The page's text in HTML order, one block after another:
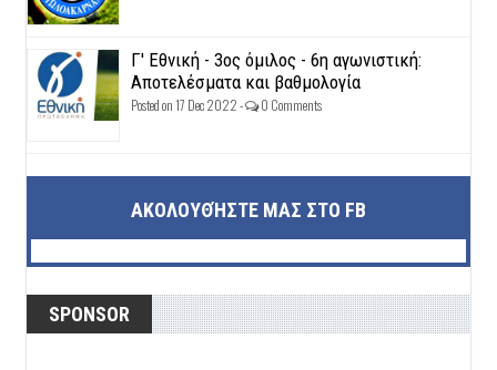
Γ' Εθνική - 3ος όμιλος - 6η αγωνιστική:
Αποτελέσματα και βαθμολογία
Posted on 17 Dec 2022 - 0 Comments
ΑΚΟΛΟΥΘΉΣΤΕ ΜΑΣ ΣΤΟ FB
SPONSOR